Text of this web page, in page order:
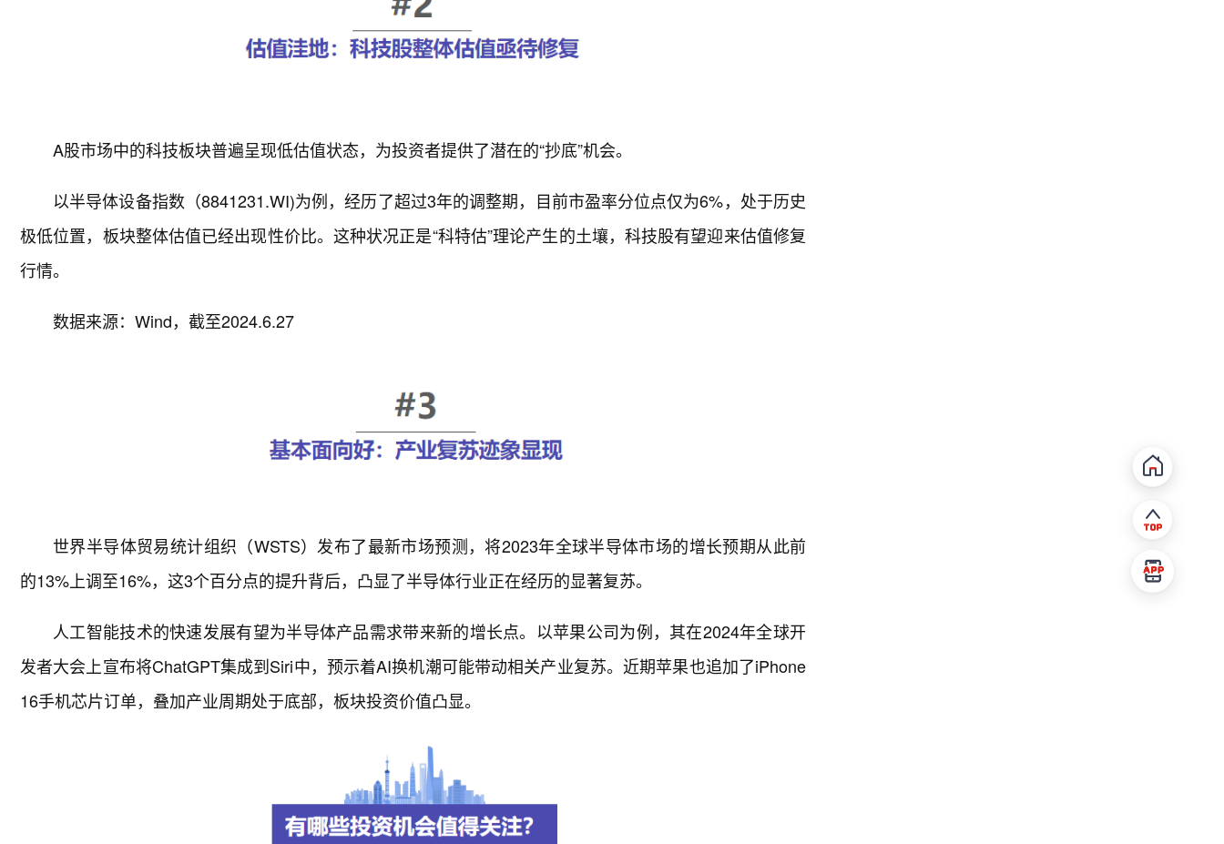
A股市场中的科技板块普遍呈现低估值状态，为投资者提供了潜在的“抄底”机会。
以半导体设备指数（8841231.WI)为例，经历了超过3年的调整期，目前市盈率分位点仅为6%，处于历史
极低位置，板块整体估值已经出现性价比。这种状况正是“科特估”理论产生的土壤，科技股有望迎来估值修复
行情。
数据来源：Wind，截至2024.6.27
世界半导体贸易统计组织（WSTS）发布了最新市场预测，将2023年全球半导体市场的增长预期从此前
的13%上调至16%，这3个百分点的提升背后，凸显了半导体行业正在经历的显著复苏。
人工智能技术的快速发展有望为半导体产品需求带来新的增长点。以苹果公司为例，其在2024年全球开
发者大会上宣布将ChatGPT集成到Siri中，预示着AI换机潮可能带动相关产业复苏。近期苹果也追加了iPhone
16手机芯片订单，叠加产业周期处于底部，板块投资价值凸显。